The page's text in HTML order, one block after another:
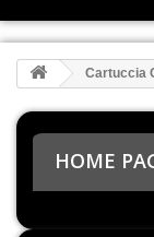
Cartuccia
HOME